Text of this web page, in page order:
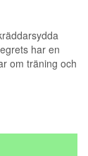
har en
om träning och